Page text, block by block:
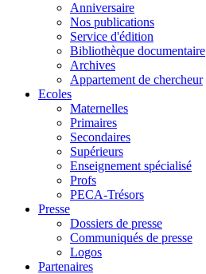
Anniversaire
Nos publications
Service d'édition
Bibliothèque documentaire
Archives
Appartement de chercheur
Ecoles
Maternelles
Primaires
Secondaires
Supérieurs
Enseignement spécialisé
Profs
PECA-Trésors
Presse
Dossiers de presse
Communiqués de presse
Logos
Partenaires